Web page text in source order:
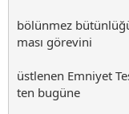
bölünmez
ması görevini
üstlenen Emniyet
ten bugüne